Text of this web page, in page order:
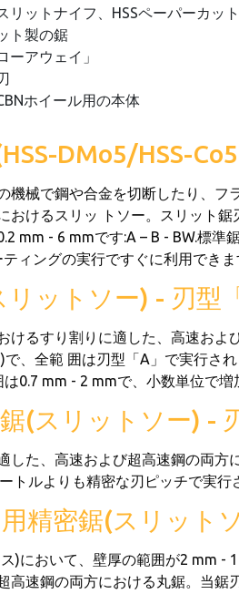
リットナイフ、HSSペーパーカッ
ト製の鋸
ーアウェイ」
ホイール用の本体
DMo5/HSS-
機械で鋼や合金を切断したり、フ
おけるスリッ トソー。スリット
mm - 6 mmです:A – B - BW.標準
ィングの実行ですぐに利用できま
ットソー) - 刃型
けるすり割りに適した、高速お
、全範 囲は刃型「A」で実行さ
0.7 mm - 2 mmで、小数単位で増
(スリットソー) -
した、高速および超高速鋼の両方
トルよりも精密な刃ピッチで実行
精密鋸(スリット
)において、壁厚の範囲が2 mm -
高速鋼の両方における丸鋸。当